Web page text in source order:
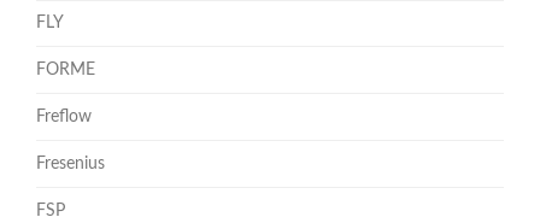
FLY
FORME
Freflow
Fresenius
FSP